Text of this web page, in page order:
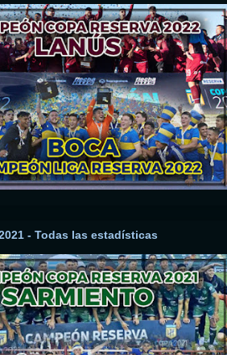
2021 - Todas las estadísticas